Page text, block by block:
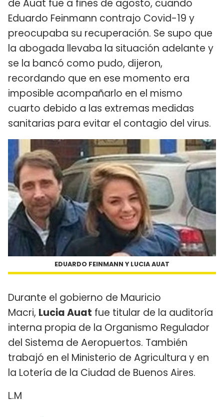
de Auat fue a fines de agosto, cuando
Eduardo Feinmann contrajo Covid-19 y
preocupaba su recuperación. Se supo que
la abogada llevaba la situación adelante y
se la bancó como pudo, dijeron,
recordando que en ese momento era
imposible acompañarlo en el mismo
cuarto debido a las extremas medidas
sanitarias para evitar el contagio del virus.
EDUARDO FEINMANN Y LUCIA AUAT
Durante el gobierno de Mauricio
Macri, Lucia Auat fue titular de la auditoría
interna propia de la Organismo Regulador
del Sistema de Aeropuertos. También
trabajó en el Ministerio de Agricultura y en
la Lotería de la Ciudad de Buenos Aires.
L.M